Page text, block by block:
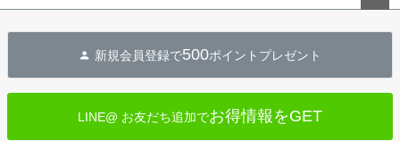
へ
新規会員登録で500ポイントプレゼント
LINE@ お友だち追加でお得情報をGET